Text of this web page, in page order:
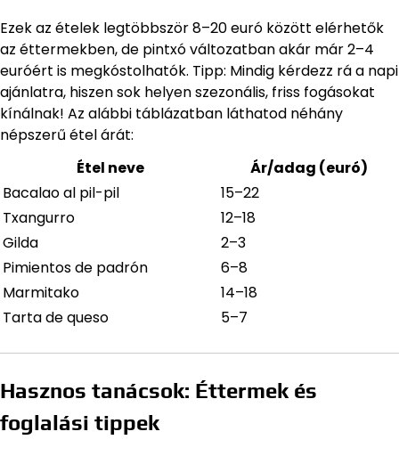
Ezek az ételek legtöbbször 8–20 euró között elérhetők
az éttermekben, de pintxó változatban akár már 2–4
euróért is megkóstolhatók. Tipp: Mindig kérdezz rá a napi
ajánlatra, hiszen sok helyen szezonális, friss fogásokat
kínálnak! Az alábbi táblázatban láthatod néhány
népszerű étel árát:
Étel neve
Ár/adag (euró)
Bacalao al pil-pil
15–22
Txangurro
12–18
Gilda
2–3
Pimientos de padrón
6–8
Marmitako
14–18
Tarta de queso
5–7
Hasznos tanácsok: Éttermek és
foglalási tippek